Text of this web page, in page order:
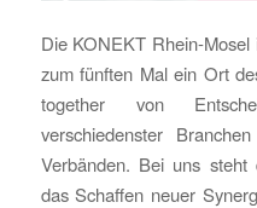
Die KONEKT Rhein-
zum fünften Mal ein Ort
together von
verschiedenster
Verbänden. Bei uns steht
das Schaffen neuer